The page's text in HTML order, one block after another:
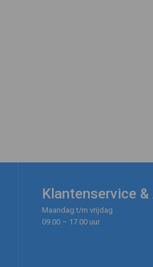
Klantenservice
Maandag t/m vrijdag
09.00 – 17.00 uur